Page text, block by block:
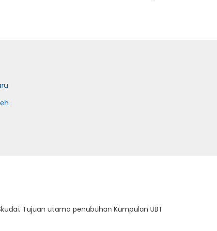
Tujuan utama penubuhan Kumpulan UBT